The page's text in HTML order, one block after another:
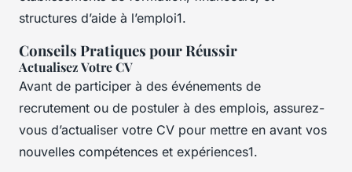
structures d’aide à l’emploi1.
Conseils Pratiques pour Réussir
Actualisez Votre CV
Avant de participer à des événements de
recrutement ou de postuler à des emplois, assurez-
vous d’actualiser votre CV pour mettre en avant vos
nouvelles compétences et expériences1.